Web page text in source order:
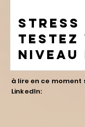
stress
niveau
stress
avec la
à lire en ce moment
LinkedIn: